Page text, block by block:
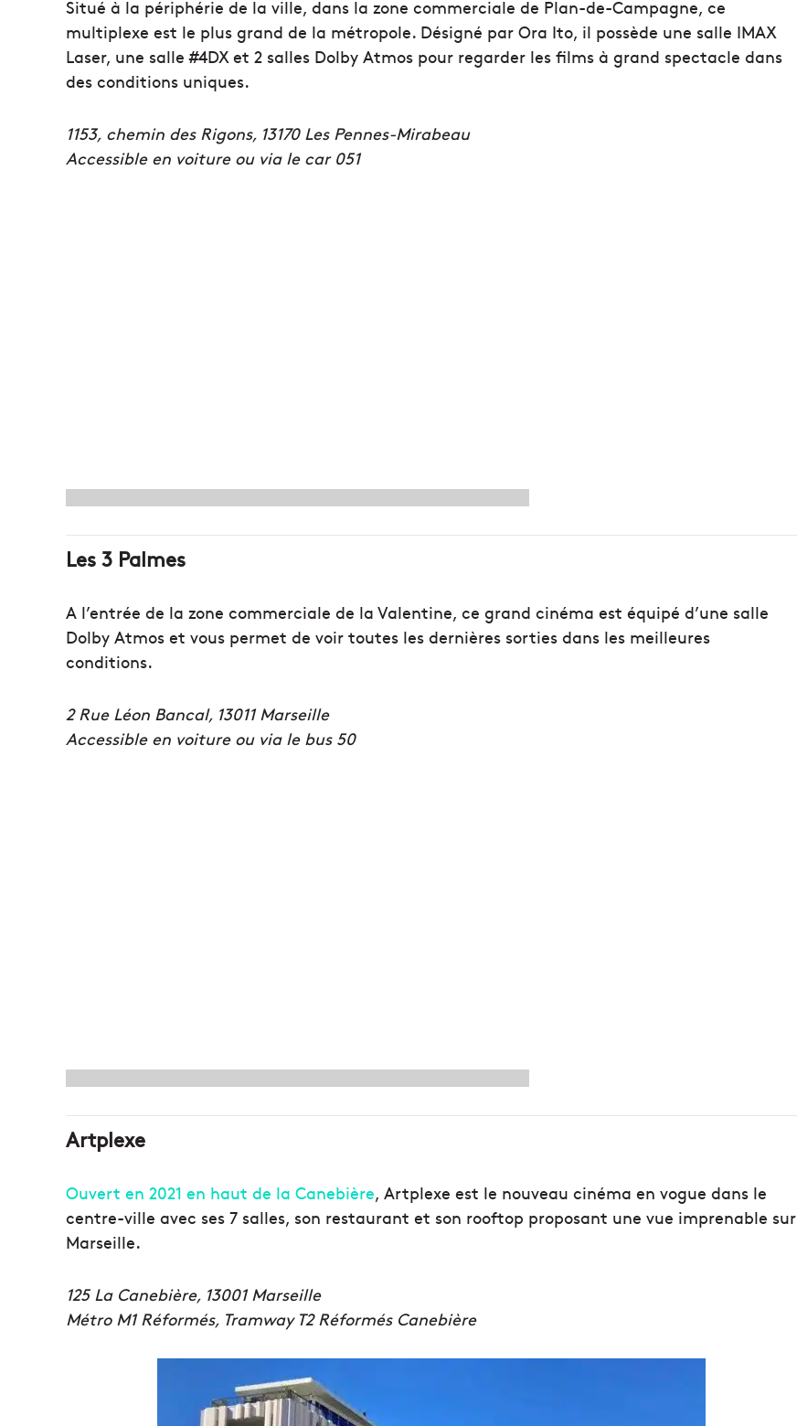
Situé à la périphérie de la ville, dans la zone commerciale de Plan-de-Campagne, ce
multiplexe est le plus grand de la métropole. Désigné par Ora Ito, il possède une salle IMAX
Laser, une salle #4DX et 2 salles Dolby Atmos pour regarder les films à grand spectacle dans
des conditions uniques.
1153, chemin des Rigons, 13170 Les Pennes-Mirabeau
Accessible en voiture ou via le car 051
Les 3 Palmes
A l’entrée de la zone commerciale de la Valentine, ce grand cinéma est équipé d’une salle
Dolby Atmos et vous permet de voir toutes les dernières sorties dans les meilleures
conditions.
2 Rue Léon Bancal, 13011 Marseille
Accessible en voiture ou via le bus 50
Artplexe
Ouvert en 2021 en haut de la Canebière, Artplexe est le nouveau cinéma en vogue dans le
centre-ville avec ses 7 salles, son restaurant et son rooftop proposant une vue imprenable sur
Marseille.
125 La Canebière, 13001 Marseille
Métro M1 Réformés, Tramway T2 Réformés Canebière